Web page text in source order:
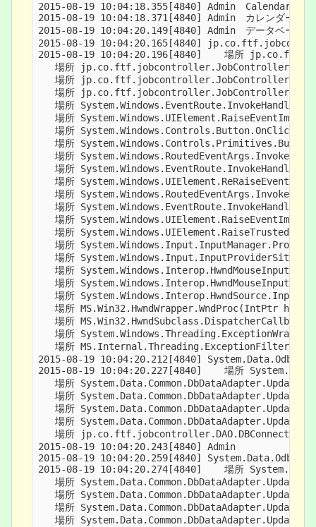
2015-08-19 10:04:18.355[4840] Admin　
2015-08-19 10:04:18.371[4840] Admin　カレンダー編
2015-08-19 10:04:20.149[4840] Admin　データベース実
2015-08-19 10:04:20.165[4840]
2015-08-19 10:04:20.196[4840]    場所
場所
場所
場所
場所
場所
   場所 System.Windows.Controls.Button.OnClick()
場所
場所
場所
場所
場所
場所
場所
場所
場所
場所
場所
場所
場所
場所 MS.Win32.HwndWrapper.WndProc(IntPtr
場所
場所
場所
2015-08-19 10:04:20.212[4840]
2015-08-19 10:04:20.227[4840]    場所
場所
場所
場所
場所
場所
2015-08-19 10:04:20.243[4840] Admin
2015-08-19 10:04:20.259[4840]
2015-08-19 10:04:20.274[4840]    場所
場所
場所
場所
場所